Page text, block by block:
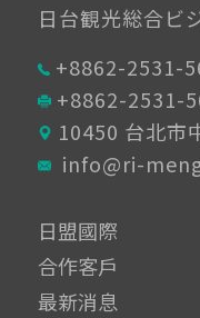
日台観光総合ビ
+8862-2531-
+8862-2531-
10450 台北市
info@ri-
日盟國際
合作客戶
最新消息